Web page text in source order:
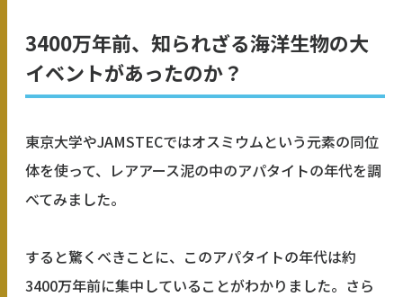
3400万年前、知られざる海洋生物の大
イベントがあったのか？
東京大学やJAMSTECではオスミウムという元素の同位
体を使って、レアアース泥の中のアパタイトの年代を調
べてみました。
すると驚くべきことに、このアパタイトの年代は約
3400万年前に集中していることがわかりました。さら